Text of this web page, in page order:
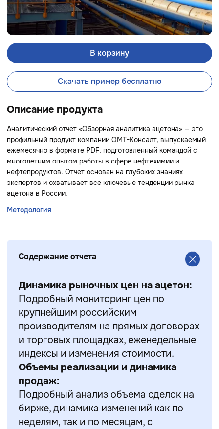
Описание продукта
Аналитический отчет «Обзорная аналитика ацетона» — это
профильный продукт компании ОМТ-Консалт, выпускаемый
ежемесячно в формате PDF, подготовленный командой с
многолетним опытом работы в сфере нефтехимии и
нефтепродуктов. Отчет основан на глубоких знаниях
экспертов и охватывает все ключевые тенденции рынка
ацетона в России.
Методология
В корзину
Скачать пример бесплатно
Содержание отчета
Динамика рыночных цен на ацетон:
Подробный мониторинг цен по
крупнейшим российским
производителям на прямых договорах
и торговых площадках, еженедельные
индексы и изменения стоимости.
Объемы реализации и динамика
продаж:
Подробный анализ объема сделок на
бирже, динамика изменений как по
неделям, так и по месяцам, с